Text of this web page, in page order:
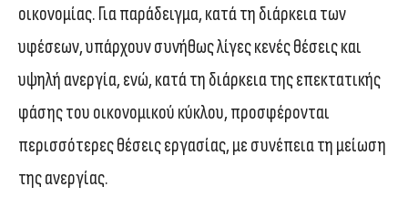
οικονομίας. Για παράδειγμα, κατά τη διάρκεια των
υφέσεων, υπάρχουν συνήθως λίγες κενές θέσεις και
υψηλή ανεργία, ενώ, κατά τη διάρκεια της επεκτατικής
φάσης του οικονομικού κύκλου, προσφέρονται
περισσότερες θέσεις εργασίας, με συνέπεια τη μείωση
της ανεργίας.